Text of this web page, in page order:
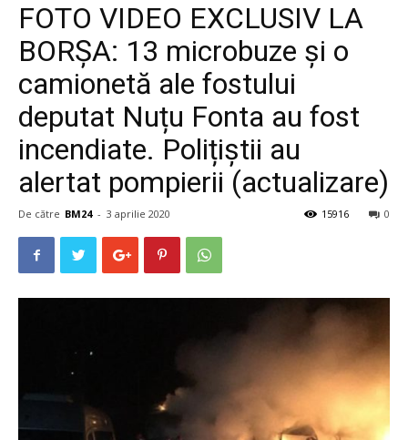
FOTO VIDEO EXCLUSIV LA
BORȘA: 13 microbuze și o
camionetă ale fostului
deputat Nuțu Fonta au fost
incendiate. Polițiștii au
alertat pompierii (actualizare)
De către BM24 - 3 aprilie 2020 0
15916